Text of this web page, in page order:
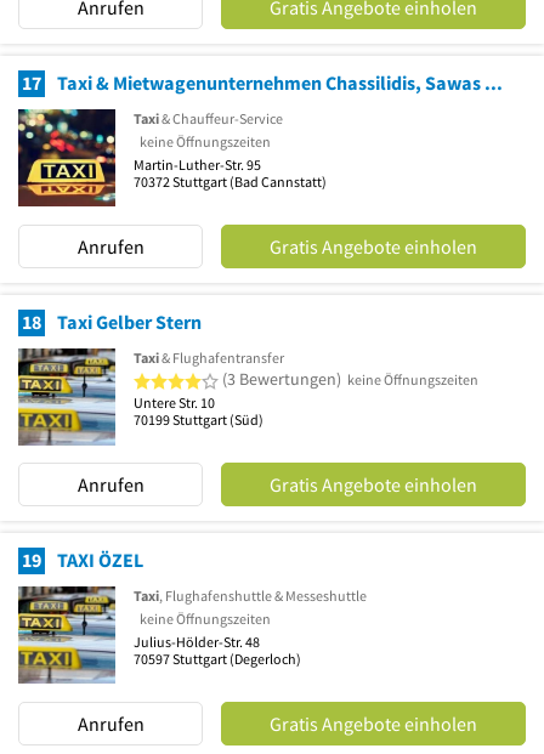
Anrufen Gratis Angebote einholen
17 Taxi & Mietwagenunternehmen Chassilidis, Sawas Gotaxigo BW-Germany
Taxi& Chauffeur-Service
keine Öffnungszeiten
Martin-Luther-Str. 95
70372 Stuttgart (Bad Cannstatt)
Anrufen Gratis Angebote einholen
18 Taxi Gelber Stern
Taxi& Flughafentransfer
4 von 5 Sternen
(3 Bewertungen) keine Öffnungszeiten
Untere Str. 10
70199Stuttgart (Süd)
Anrufen Gratis Angebote einholen
19 TAXI ÖZEL
Taxi, Flughafenshuttle & Messeshuttle
keine Öffnungszeiten
Julius-Hölder-Str. 48
70597Stuttgart (Degerloch)
Anrufen Gratis Angebote einholen